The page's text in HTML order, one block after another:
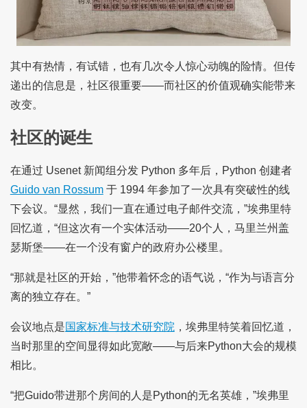
其中有热情，有试错，也有几次令人惊心动魄的险情。但传
递出的信息是，社区很重要——而社区的价值观确实能带来
改变。
社区的诞生
在通过 Usenet 新闻组分发 Python 多年后，Python 创建者
Guido van Rossum于 1994 年参加了一次具有突破性的线
下会议。“显然，我们一直在通过电子邮件交流，”埃弗里特
回忆道，“但这次有一个实体活动——20个人，马里兰州盖
瑟斯堡——在一个没有窗户的政府办公楼里。
“那就是社区的开始，”他带着怀念的语气说，“作为与语言分
离的独立存在。”
会议地点是国家标准与技术研究院 ，埃弗里特笑着回忆道，
当时那里的空间显得如此宽敞——与后来Python大会的规模
相比。
“把Guido带进那个房间的人是Python的无名英雄，”埃弗里